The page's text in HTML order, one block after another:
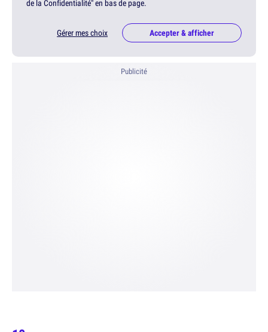
de la Confidentialité" en bas de page.
Gérer mes choix Accepter & afficher
Publicité